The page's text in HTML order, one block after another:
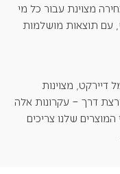
מצוינת עבור כל מי
עם תוצאות מושלמות
דיירקט, מצוינות
דרך – עקרונות אלה
שלנו צריכים